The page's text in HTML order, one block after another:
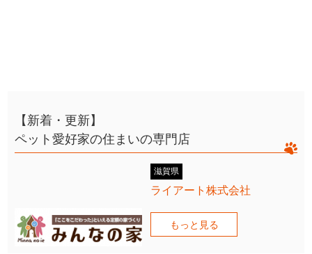
【新着・更新】
ペット愛好家の住まいの専門店
滋賀県
ライアート株式会社
もっと見る